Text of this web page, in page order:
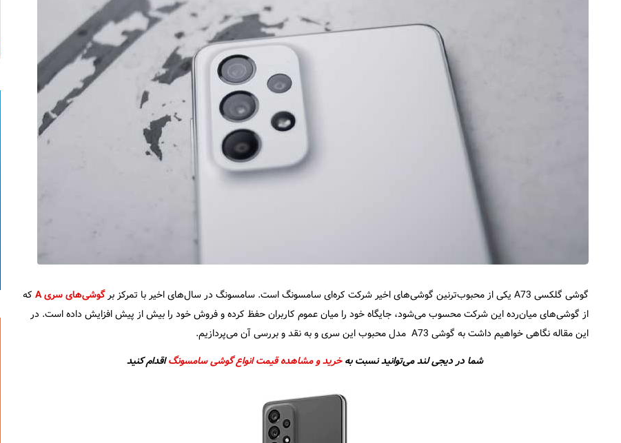
گوشی گلکسی A73 یکی از محبوب‌ترنین گوشی‌های اخیر شرکت کره‌ای سامسونگ است. سامسونگ در سال‌های اخیر با تمرکز بر گوشی‌های سری A
که
از گوشی‌های میان‌رده این شرکت محسوب می‌شود، جایگاه خود را میان عموم کاربران حفظ کرده و فروش خود را بیش از پیش افزایش داده است. در
این مقاله نگاهی خواهیم داشت به گوشی A73 مدل محبوب این سری و به نقد و بررسی آن می‌پردازیم.
شما در دیجی لند می‌توانید نسبت بهخرید و مشاهده قیمت انواع گوشی سامسونگاقدام کنید